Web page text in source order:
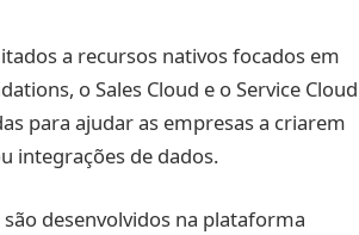
a recursos nativos focados em
o Sales Cloud e o Service Cloud
para ajudar as empresas a criarem
integrações de dados.
desenvolvidos na plataforma